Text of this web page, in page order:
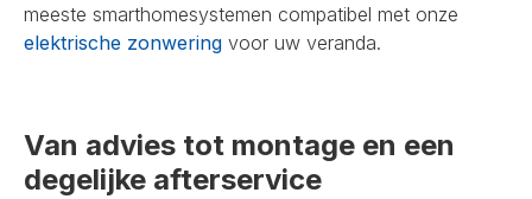
meeste smarthomesystemen compatibel met onze
elektrische zonwering voor uw veranda.
Van advies tot montage en een
degelijke afterservice